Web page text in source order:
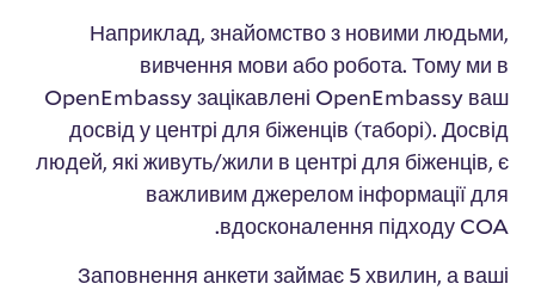
Наприклад, знайомство з новими людьми,
вивчення мови або робота. Тому ми в
OpenEmbassy зацікавлені OpenEmbassy ваш
досвід у центрі для біженців (таборі). Досвід
людей, які живуть/жили в центрі для біженців, є
важливим джерелом інформації для
вдосконалення підходу COA.
Заповнення анкети займає 5 хвилин, а ваші